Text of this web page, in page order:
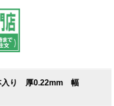
入り 厚0.22mm 幅